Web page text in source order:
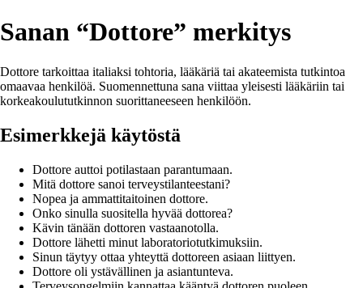
Sanan “Dottore” merkitys
Dottore tarkoittaa italiaksi tohtoria, lääkäriä tai akateemista tutkintoa
omaavaa henkilöä. Suomennettuna sana viittaa yleisesti lääkäriin tai
korkeakoulututkinnon suorittaneeseen henkilöön.
Esimerkkejä käytöstä
Dottore auttoi potilastaan parantumaan.
Mitä dottore sanoi terveystilanteestani?
Nopea ja ammattitaitoinen dottore.
Onko sinulla suositella hyvää dottorea?
Kävin tänään dottoren vastaanotolla.
Dottore lähetti minut laboratoriotutkimuksiin.
Sinun täytyy ottaa yhteyttä dottoreen asiaan liittyen.
Dottore oli ystävällinen ja asiantunteva.